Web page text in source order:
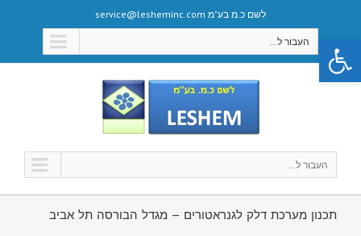
פתח סרגל נגישות
לשם כ.מ בע"מ service@lesheminc.com
העבור ל...
העבור ל...
תכנון מערכת דלק לגנראטורים – מגדל הבורסה תל אביב